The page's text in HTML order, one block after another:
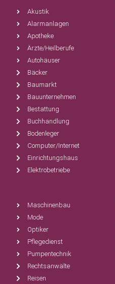
Akustik
Alarmanlagen
Apotheke
Ärzte/Heilberufe
Autohäuser
Bäcker
Baumarkt
Bauunternehmen
Bestattung
Buchhandlung
Bodenleger
Computer/Internet
Einrichtungshaus
Elektrobetriebe
Maschinenbau
Mode
Optiker
Pflegedienst
Pumpentechnik
Rechtsanwälte
Reisen